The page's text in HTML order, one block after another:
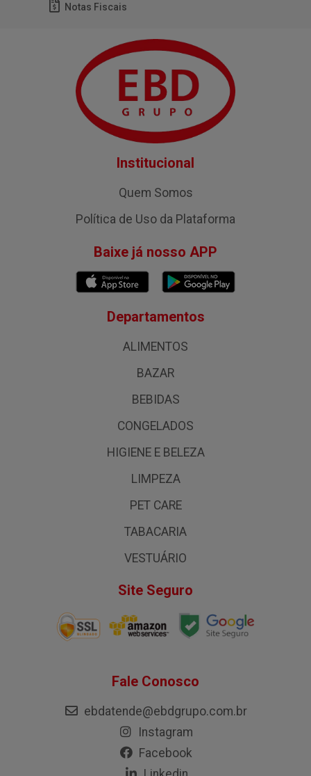
Notas Fiscais
Institucional
Quem Somos
Política de Uso da Plataforma
Baixe já nosso APP
Departamentos
ALIMENTOS
BAZAR
BEBIDAS
CONGELADOS
HIGIENE E BELEZA
LIMPEZA
PET CARE
TABACARIA
VESTUÁRIO
Site Seguro
Fale Conosco
ebdatende@ebdgrupo.com.br
Instagram
Facebook